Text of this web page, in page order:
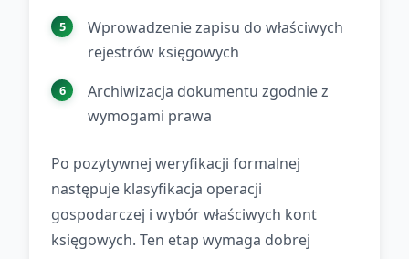
Wprowadzenie zapisu do właściwych
rejestrów księgowych
Archiwizacja dokumentu zgodnie z
wymogami prawa
Po pozytywnej weryfikacji formalnej
następuje klasyfikacja operacji
gospodarczej i wybór właściwych kont
księgowych. Ten etap wymaga dobrej